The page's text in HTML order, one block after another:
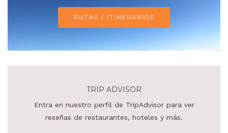
RUTAS / ITINERARIOS
TRIP ADVISOR
Entra en nuestro perfil de TripAdvisor para ver
reseñas de restaurantes, hoteles y más.